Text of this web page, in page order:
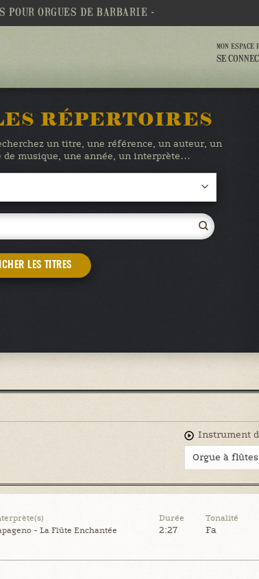
POUR ORGUES DE BARBARIE -
MON ESPACE
SE
RÉPERTOIRES
un titre, une référence, un auteur, un
musique, une année, un interprète…
LES TITRES
Instrument
- La Flûte Enchantée
Durée
2:27
Tonalité
Fa